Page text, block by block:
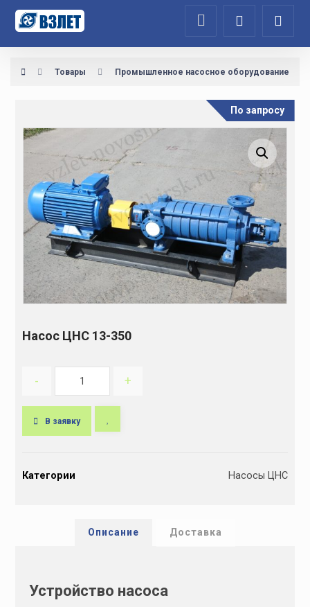
Товары Промышленное насосное оборудование
Увеличить изображение
Насос ЦНС 13-350
По запросу
- +
В заявку
tКатегории Насосы ЦНС
Описание Доставка
Устройство насоса